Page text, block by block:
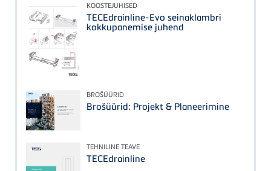
KOOSTEJUHISED
TECEdrainline-Evo seinaklambri
kokkupanemise juhend
BROŠÜÜRID
Brošüürid: Projekt & Planeerimine
TEHNILINE TEAVE
TECEdrainline